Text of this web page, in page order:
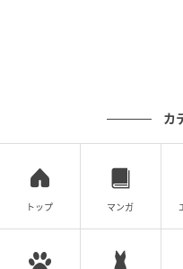
料金：1名6,200円/
ツインルームは、友人
を使いたいときに選び
コンパクトな広さでも
な使い勝手をしっかり備
カ
トップ マンガ